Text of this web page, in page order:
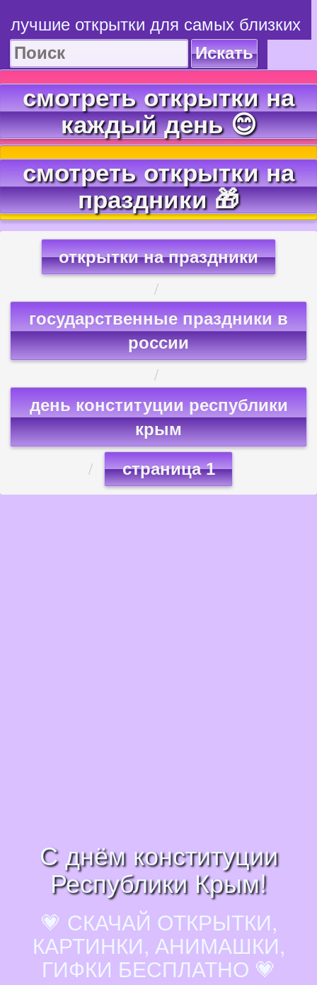
лучшие открытки для самых близких
Искать
смотреть открытки на
каждый день 😊
смотреть открытки на
праздники 🎁
открытки на праздники
государственные праздники в
россии
день конституции республики
крым
страница 1
С днём конституции
Республики Крым!
💗 СКАЧАЙ ОТКРЫТКИ,
КАРТИНКИ, АНИМАШКИ,
ГИФКИ БЕСПЛАТНО 💗